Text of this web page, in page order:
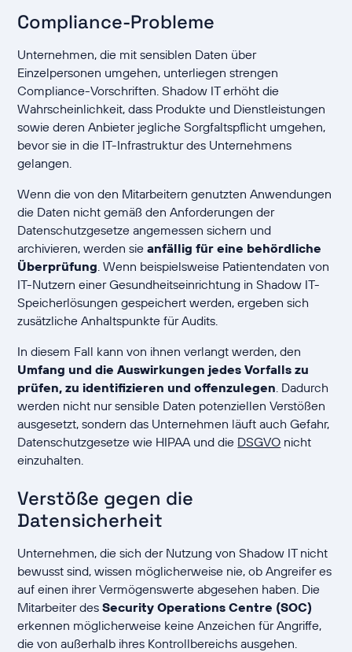
Compliance-Probleme
Unternehmen, die mit sensiblen Daten über
Einzelpersonen umgehen, unterliegen strengen
Compliance-Vorschriften. Shadow IT erhöht die
Wahrscheinlichkeit, dass Produkte und Dienstleistungen
sowie deren Anbieter jegliche Sorgfaltspflicht umgehen,
bevor sie in die IT-Infrastruktur des Unternehmens
gelangen.
Wenn die von den Mitarbeitern genutzten Anwendungen
die Daten nicht gemäß den Anforderungen der
Datenschutzgesetze angemessen sichern und
archivieren, werden sieanfällig für eine behördliche
Überprüfung . Wenn beispielsweise Patientendaten von
IT-Nutzern einer Gesundheitseinrichtung in Shadow IT-
Speicherlösungen gespeichert werden, ergeben sich
zusätzliche Anhaltspunkte für Audits.
In diesem Fall kann von ihnen verlangt werden, den
Umfang und die Auswirkungen jedes Vorfalls zu
prüfen, zu identifizieren und offenzulegen . Dadurch
werden nicht nur sensible Daten potenziellen Verstößen
ausgesetzt, sondern das Unternehmen läuft auch Gefahr,
Datenschutzgesetze wie HIPAA und die DSGVO nicht
einzuhalten.
Verstöße gegen die
Datensicherheit
Unternehmen, die sich der Nutzung von Shadow IT nicht
bewusst sind, wissen möglicherweise nie, ob Angreifer es
auf einen ihrer Vermögenswerte abgesehen haben. Die
Mitarbeiter desSecurity Operations Centre (SOC)
erkennen möglicherweise keine Anzeichen für Angriffe,
die von außerhalb ihres Kontrollbereichs ausgehen.